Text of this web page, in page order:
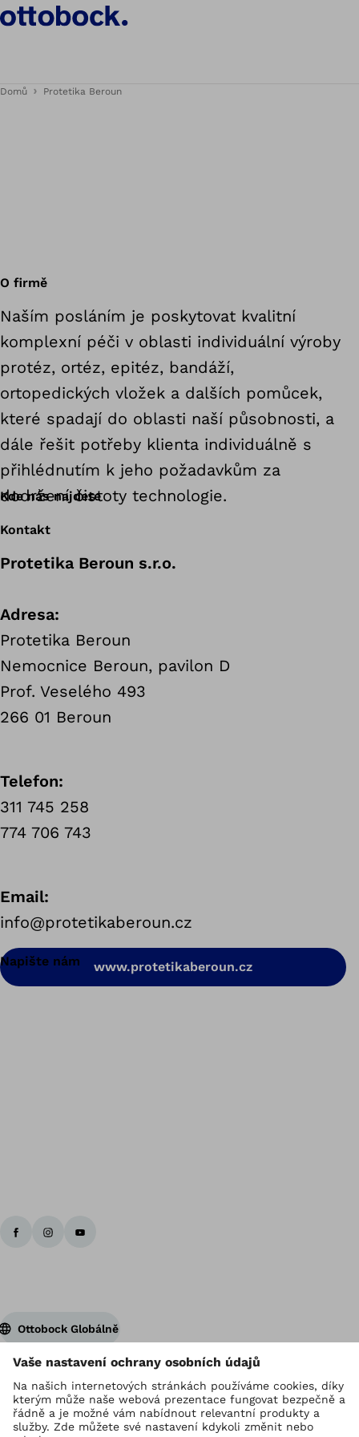
Domů Protetika Beroun
O firmě
Naším posláním je poskytovat kvalitní
komplexní péči v oblasti individuální výroby
protéz, ortéz, epitéz, bandáží,
ortopedických vložek a dalších pomůcek,
které spadají do oblasti naší působnosti, a
dále řešit potřeby klienta individuálně s
přihlédnutím k jeho požadavkům za
dodržení čistoty technologie.
Kde nás najdete
Kontakt
Protetika Beroun s.r.o.
Adresa:
Protetika Beroun
Nemocnice Beroun, pavilon D
Prof. Veselého 493
266 01 Beroun
Telefon:
311 745 258
774 706 743
Email:
info@protetikaberoun.cz
www.protetikaberoun.cz
Napište nám
Ottobock Globálně
Držitelem autorských práv je Ottobock
Nastavení ochrany osobních údajů